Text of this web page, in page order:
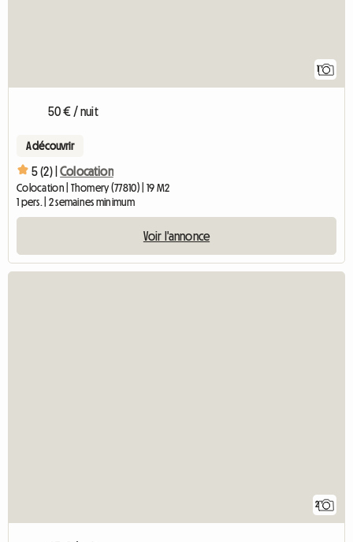
1
50 € / nuit
A découvrir
5 (2) | Colocation
Colocation | Thomery (77810) | 19 M2
1 pers. | 2 semaines minimum
Voir l'annonce
2